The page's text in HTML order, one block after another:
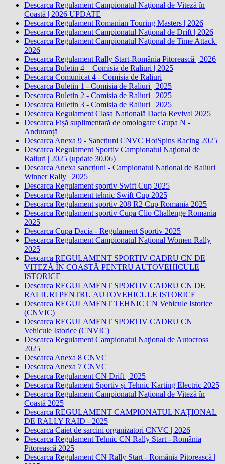
Descarca Regulament Campionatul Naţional de Viteză în
Coastă | 2026 UPDATE
Descarca Regulament Romanian Touring Masters | 2026
Descarca Regulament Campionatul Naţional de Drift | 2026
Descarca Regulament Campionatul Naţional de Time Attack |
2026
Descarca Regulament Rally Start-România Pitorească | 2026
Descarca Buletin 4 – Comisia de Raliuri | 2025
Descarca Comunicat 4 - Comisia de Raliuri
Descarca Buletin 1 - Comisia de Raliuri | 2025
Descarca Buletin 2 - Comisia de Raliuri | 2025
Descarca Buletin 3 - Comisia de Raliuri | 2025
Descarca Regulament Clasa Națională Dacia Revival 2025
Descarca Fișă suplimentară de omologare Grupa N -
Anduranță
Descarca Anexa 9 - Sancțiuni CNVC HotSpins Racing 2025
Descarca Regulament Sportiv Campionatul Naţional de
Raliuri | 2025 (update 30.06)
Descarca Anexa sancțiuni - Campionatul Național de Raliuri
Winner Rally | 2025
Descarca Regulament sportiv Swift Cup 2025
Descarca Regulament tehnic Swift Cup 2025
Descarca Regulament sportiv 208 R2 Cup Romania 2025
Descarca Regulament sportiv Cupa Clio Challenge Romania
2025
Descarca Cupa Dacia - Regulament Sportiv 2025
Descarca Regulament Campionatul Național Women Rally
2025
Descarca REGULAMENT SPORTIV CADRU CN DE
VITEZĂ ÎN COASTĂ PENTRU AUTOVEHICULE
ISTORICE
Descarca REGULAMENT SPORTIV CADRU CN DE
RALIURI PENTRU AUTOVEHICULE ISTORICE
Descarca REGULAMENT TEHNIC CN Vehicule Istorice
(CNVIC)
Descarca REGULAMENT SPORTIV CADRU CN
Vehicule Istorice (CNVIC)
Descarca Regulament Campionatul Naţional de Autocross |
2025
Descarca Anexa 8 CNVC
Descarca Anexa 7 CNVC
Descarca Regulament CN Drift | 2025
Descarca Regulament Sportiv şi Tehnic Karting Electric 2025
Descarca Regulament Campionatul Național de Viteză în
Coastă 2025
Descarca REGULAMENT CAMPIONATUL NAȚIONAL
DE RALLY RAID - 2025
Descarca Caiet de sarcini organizatori CNVC | 2026
Descarca Regulament Tehnic CN Rally Start - România
Pitorească 2025
Descarca Regulament CN Rally Start - România Pitorească |